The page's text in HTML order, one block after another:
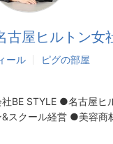
古屋ヒルトン女
ール ピグの部屋
BE STYLE ●名古屋ヒ
&スクール経営 ●美容商